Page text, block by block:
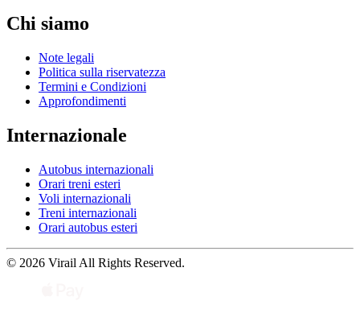
Chi siamo
Note legali
Politica sulla riservatezza
Termini e Condizioni
Approfondimenti
Internazionale
Autobus internazionali
Orari treni esteri
Voli internazionali
Treni internazionali
Orari autobus esteri
© 2026 Virail All Rights Reserved.